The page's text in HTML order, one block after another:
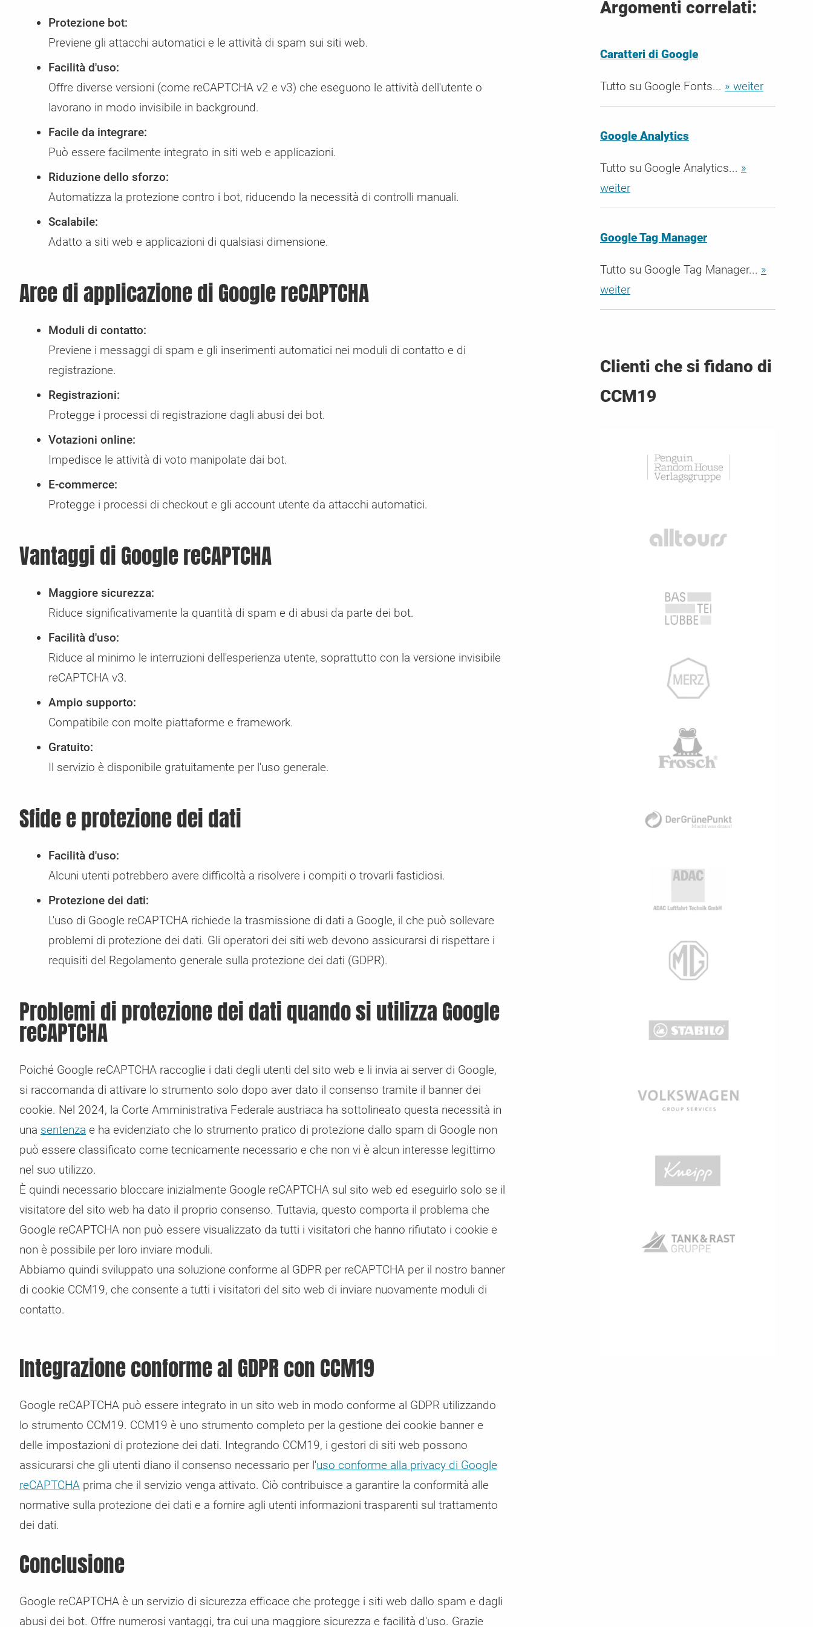
Protezione bot:
Previene gli attacchi automatici e le attività di spam sui siti web.
Facilità d'uso:
Offre diverse versioni (come reCAPTCHA v2 e v3) che eseguono le attività dell'utente o
lavorano in modo invisibile in background.
Facile da integrare:
Può essere facilmente integrato in siti web e applicazioni.
Riduzione dello sforzo:
Automatizza la protezione contro i bot, riducendo la necessità di controlli manuali.
Scalabile:
Adatto a siti web e applicazioni di qualsiasi dimensione.
Aree di applicazione di Google reCAPTCHA
Moduli di contatto:
Previene i messaggi di spam e gli inserimenti automatici nei moduli di contatto e di
registrazione.
Registrazioni:
Protegge i processi di registrazione dagli abusi dei bot.
Votazioni online:
Impedisce le attività di voto manipolate dai bot.
E-commerce:
Protegge i processi di checkout e gli account utente da attacchi automatici.
Vantaggi di Google reCAPTCHA
Maggiore sicurezza:
Riduce significativamente la quantità di spam e di abusi da parte dei bot.
Facilità d'uso:
Riduce al minimo le interruzioni dell'esperienza utente, soprattutto con la versione invisibile
reCAPTCHA v3.
Ampio supporto:
Compatibile con molte piattaforme e framework.
Gratuito:
Il servizio è disponibile gratuitamente per l'uso generale.
Sfide e protezione dei dati
Facilità d'uso:
Alcuni utenti potrebbero avere difficoltà a risolvere i compiti o trovarli fastidiosi.
Protezione dei dati:
L'uso di Google reCAPTCHA richiede la trasmissione di dati a Google, il che può sollevare
problemi di protezione dei dati. Gli operatori dei siti web devono assicurarsi di rispettare i
requisiti del Regolamento generale sulla protezione dei dati (GDPR).
Problemi di protezione dei dati quando si utilizza Google
reCAPTCHA
Poiché Google reCAPTCHA raccoglie i dati degli utenti del sito web e li invia ai server di Google,
si raccomanda di attivare lo strumento solo dopo aver dato il consenso tramite il banner dei
cookie. Nel 2024, la Corte Amministrativa Federale austriaca ha sottolineato questa necessità in
una sentenza e ha evidenziato che lo strumento pratico di protezione dallo spam di Google non
può essere classificato come tecnicamente necessario e che non vi è alcun interesse legittimo
nel suo utilizzo.
È quindi necessario bloccare inizialmente Google reCAPTCHA sul sito web ed eseguirlo solo se il
visitatore del sito web ha dato il proprio consenso. Tuttavia, questo comporta il problema che
Google reCAPTCHA non può essere visualizzato da tutti i visitatori che hanno rifiutato i cookie e
non è possibile per loro inviare moduli.
Abbiamo quindi sviluppato una soluzione conforme al GDPR per reCAPTCHA per il nostro banner
di cookie CCM19, che consente a tutti i visitatori del sito web di inviare nuovamente moduli di
contatto.
Integrazione conforme al GDPR con CCM19
Google reCAPTCHA può essere integrato in un sito web in modo conforme al GDPR utilizzando
lo strumento CCM19. CCM19 è uno strumento completo per la gestione dei cookie banner e
delle impostazioni di protezione dei dati. Integrando CCM19, i gestori di siti web possono
assicurarsi che gli utenti diano il consenso necessario per l'uso conforme alla privacy di Google
reCAPTCHA prima che il servizio venga attivato. Ciò contribuisce a garantire la conformità alle
normative sulla protezione dei dati e a fornire agli utenti informazioni trasparenti sul trattamento
dei dati.
Conclusione
Google reCAPTCHA è un servizio di sicurezza efficace che protegge i siti web dallo spam e dagli
abusi dei bot. Offre numerosi vantaggi, tra cui una maggiore sicurezza e facilità d'uso. Grazie
Argomenti correlati:
Caratteri di Google
Tutto su Google Fonts... » weiter
Google Analytics
Tutto su Google Analytics... »
weiter
Google Tag Manager
Tutto su Google Tag Manager... »
weiter
Clienti che si fidano di
CCM19